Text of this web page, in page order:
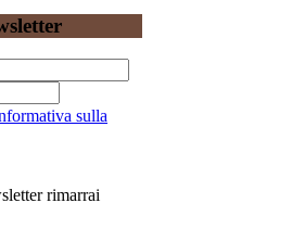
sulla
rimarrai